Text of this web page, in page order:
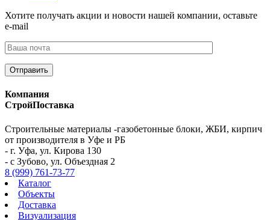
Хотите получать акции и новости нашей компании, оставьте
e-mail
Компания
СтройПоставка
Строительные материалы -газобетонные блоки, ЖБИ, кирпич
от производителя в Уфе и РБ
- г. Уфа, ул. Кирова 130
- с Зубово, ул. Объездная 2
8 (999) 761-73-77
Каталог
Объекты
Доставка
Визуализация